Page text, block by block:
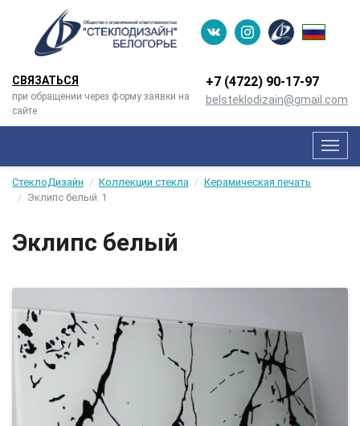
СВЯЗАТЬСЯ
при обращении через форму заявки на
сайте
+7 (4722) 90-­17-­97
belsteklodizain@gmail.com
Меню
СтеклоДизайн Коллекции стекла
Керамическая печать
Эклипс белый 1
Эклипс белый